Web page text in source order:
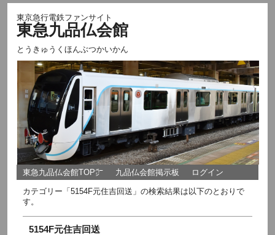
東京急行電鉄ファンサイト
東急九品仏会館
とうきゅうくほんぶつかいかん
東急九品仏会館TOP㌻ 九品仏会館掲示板 ログイン
カテゴリー「5154F元住吉回送」の検索結果は以下のとおりで
す。
5154F元住吉回送